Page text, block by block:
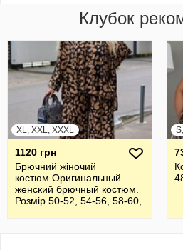
Клубок
XL, XXL, XXXL
1120 грн
Брючний жiночий
костюм.Оригинальный
женский брючный костюм.
Розмір 50-52, 54-56, 58-60,